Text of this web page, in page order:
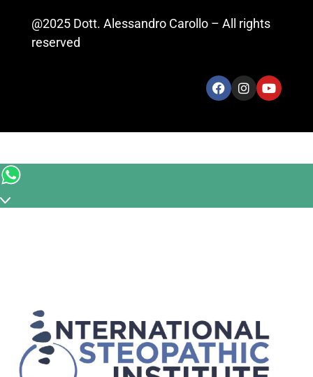
@2025 Dott. Alessandro Carollo – All rights
reserved